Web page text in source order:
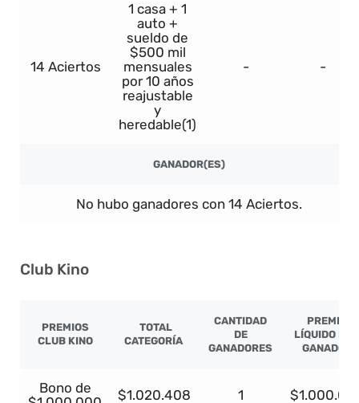
14 Aciertos
1 casa + 1
auto +
sueldo de
$500 mil
mensuales
por 10 años
reajustable
y
heredable(1)
- -
GANADOR(ES)
No hubo ganadores con 14 Aciertos.
Club Kino
PREMIOS
CLUB KINO
TOTAL
CATEGORÍA
CANTIDAD
DE
GANADORES
PREMIO
LÍQUIDO POR
GANADOR
Bono de
$1.020.408 1